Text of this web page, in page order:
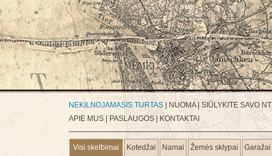
NEKILNOJAMASIS TURTAS NUOMA|SIŪLYKITE SAVO NT
APIE MUS
PASLAUGOS KONTAKTAI
Visi skelbimai Kotedžai Namai Žemės sklypai Garažai